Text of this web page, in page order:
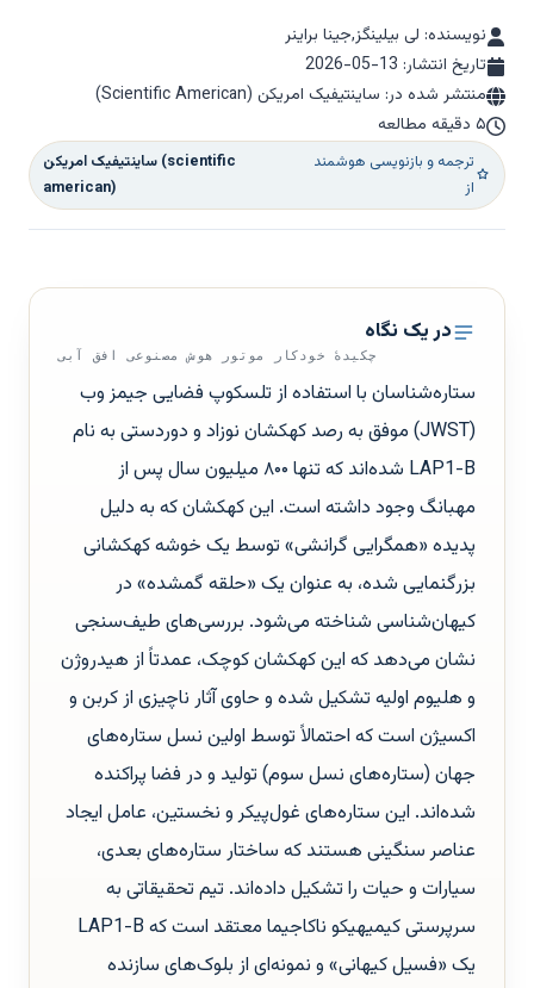
نویسنده: لی بیلینگز,جینا براینر
تاریخ انتشار: 2026-05-13
منتشر شده در: ساینتیفیک امریکن (Scientific American)
۵ دقیقه مطالعه
ترجمه و بازنویسی هوشمند
از
ساینتیفیک امریکن (scientific
american)
در یک نگاه
چکیدهٔ خودکار موتور هوش مصنوعی افق آبی
ستاره‌شناسان با استفاده از تلسکوپ فضایی جیمز وب
(JWST) موفق به رصد کهکشان نوزاد و دوردستی به نام
LAP1-B شده‌اند که تنها ۸۰۰ میلیون سال پس از
مهبانگ وجود داشته است. این کهکشان که به دلیل
پدیده «همگرایی گرانشی» توسط یک خوشه کهکشانی
بزرگنمایی شده، به عنوان یک «حلقه گمشده» در
کیهان‌شناسی شناخته می‌شود. بررسی‌های طیف‌سنجی
نشان می‌دهد که این کهکشان کوچک، عمدتاً از هیدروژن
و هلیوم اولیه تشکیل شده و حاوی آثار ناچیزی از کربن و
اکسیژن است که احتمالاً توسط اولین نسل ستاره‌های
جهان (ستاره‌های نسل سوم) تولید و در فضا پراکنده
شده‌اند. این ستاره‌های غول‌پیکر و نخستین، عامل ایجاد
عناصر سنگینی هستند که ساختار ستاره‌های بعدی،
سیارات و حیات را تشکیل داده‌اند. تیم تحقیقاتی به
سرپرستی کیمیهیکو ناکاجیما معتقد است که LAP1-B
یک «فسیل کیهانی» و نمونه‌ای از بلوک‌های سازنده